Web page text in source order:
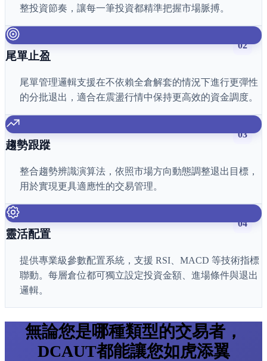
整投資節奏，讓每一筆投資都精準把握市場脈搏。
02
尾單止盈
尾單管理邏輯支援在不依賴全倉解套的情況下進行更彈性
的分批退出，適合在震盪行情中保持更高效的資金調度。
03
趨勢跟蹤
整合趨勢辨識演算法，依照市場方向動態調整退出目標，
用於實現更具適應性的交易管理。
04
靈活配置
提供專業級參數配置系統，支援 RSI、MACD 等技術指標
聯動。每層倉位都可獨立設定投資金額、進場條件與退出
邏輯。
無論您是哪種類型的交易者，
DCAUT都能讓您如虎添翼